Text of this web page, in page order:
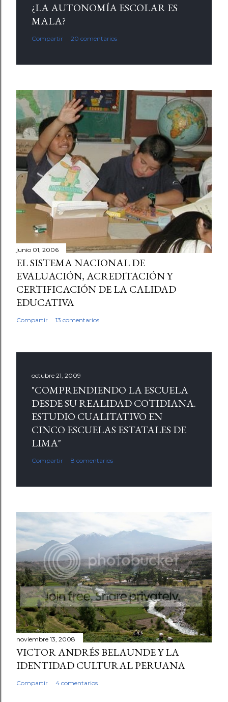
¿LA AUTONOMÍA ESCOLAR ES
MALA?
Compartir 20 comentarios
junio 01, 2006
EL SISTEMA NACIONAL DE
EVALUACIÓN, ACREDITACIÓN Y
CERTIFICACIÓN DE LA CALIDAD
EDUCATIVA
Compartir 13 comentarios
octubre 21, 2009
"COMPRENDIENDO LA ESCUELA
DESDE SU REALIDAD COTIDIANA.
ESTUDIO CUALITATIVO EN
CINCO ESCUELAS ESTATALES DE
LIMA"
Compartir 8 comentarios
noviembre 13, 2008
VICTOR ANDRÉS BELAUNDE Y LA
IDENTIDAD CULTURAL PERUANA
Compartir 4 comentarios